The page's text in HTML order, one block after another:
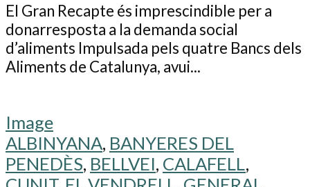
El Gran Recapte és imprescindible per a
donarresposta a la demanda social
d’aliments Impulsada pels quatre Bancs dels
Aliments de Catalunya, avui...
Image
ALBINYANA, BANYERES DEL
PENEDÈS, BELLVEI, CALAFELL,